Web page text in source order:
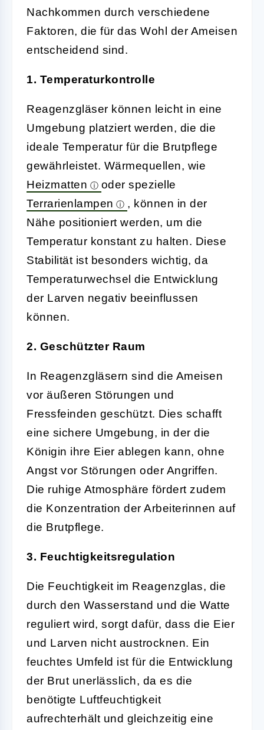
Nachkommen durch verschiedene
Faktoren, die für das Wohl der Ameisen
entscheidend sind.
1. Temperaturkontrolle
Reagenzgläser können leicht in eine
Umgebung platziert werden, die die
ideale Temperatur für die Brutpflege
gewährleistet. Wärmequellen, wie
Heizmatten
oder spezielle
Terrarienlampen
, können in der
Nähe positioniert werden, um die
Temperatur konstant zu halten. Diese
Stabilität ist besonders wichtig, da
Temperaturwechsel die Entwicklung
der Larven negativ beeinflussen
können.
2. Geschützter Raum
In Reagenzgläsern sind die Ameisen
vor äußeren Störungen und
Fressfeinden geschützt. Dies schafft
eine sichere Umgebung, in der die
Königin ihre Eier ablegen kann, ohne
Angst vor Störungen oder Angriffen.
Die ruhige Atmosphäre fördert zudem
die Konzentration der Arbeiterinnen auf
die Brutpflege.
3. Feuchtigkeitsregulation
Die Feuchtigkeit im Reagenzglas, die
durch den Wasserstand und die Watte
reguliert wird, sorgt dafür, dass die Eier
und Larven nicht austrocknen. Ein
feuchtes Umfeld ist für die Entwicklung
der Brut unerlässlich, da es die
benötigte Luftfeuchtigkeit
aufrechterhält und gleichzeitig eine